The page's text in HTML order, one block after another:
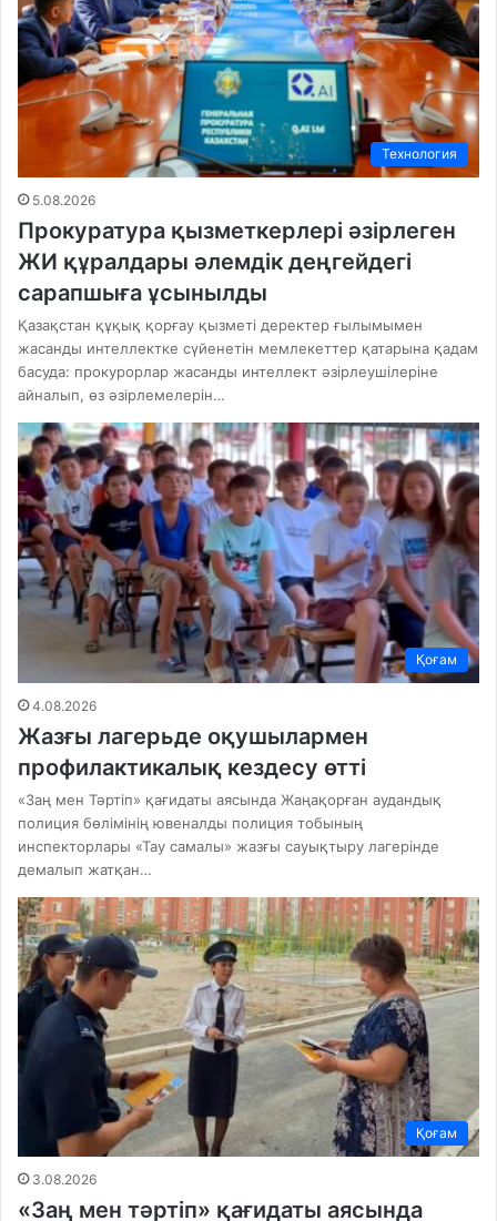
Технология
5.08.2026
Прокуратура қызметкерлері әзірлеген
ЖИ құралдары әлемдік деңгейдегі
сарапшыға ұсынылды
Қазақстан құқық қорғау қызметі деректер ғылымымен
жасанды интеллектке сүйенетін мемлекеттер қатарына қадам
басуда: прокурорлар жасанды интеллект әзірлеушілеріне
айналып, өз әзірлемелерін…
Қоғам
4.08.2026
Жазғы лагерьде оқушылармен
профилактикалық кездесу өтті
«Заң мен Тәртіп» қағидаты аясында Жаңақорған аудандық
полиция бөлімінің ювеналды полиция тобының
инспекторлары «Тау самалы» жазғы сауықтыру лагерінде
демалып жатқан…
Қоғам
3.08.2026
«Заң мен тәртіп» қағидаты аясында